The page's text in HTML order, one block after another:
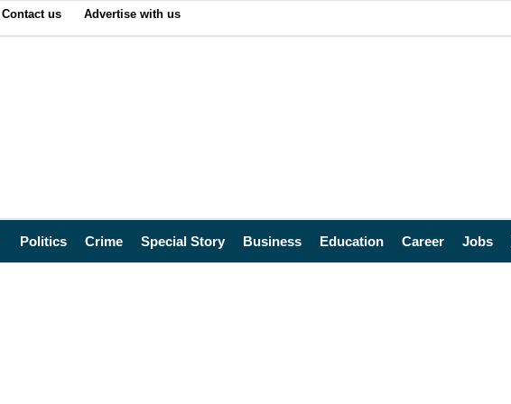
Contact us Advertise with us
Politics Crime Special Story Business Education Career Jobs